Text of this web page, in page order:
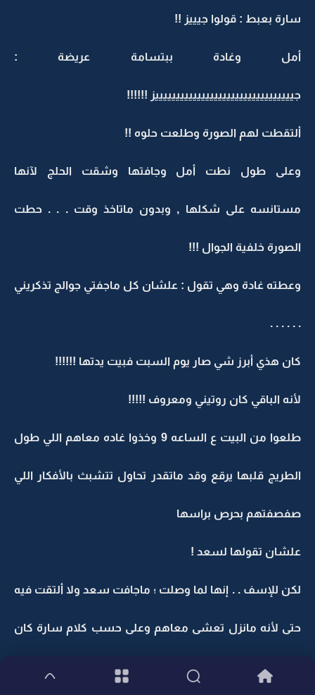
سارة بعبط : قولوا جيييز !!
أمل وغادة ببتسامة عريضة :
جيييييييييييييييييييييييييييييييييز !!!!!!
ألتقطت لهم الصورة وطلعت حلوه !!
وعلى طول نطت أمل وجافتها وشقت الحلج لآنها
مستانسه على شكلها , وبدون ماتاخذ وقت . . . حطت
الصورة خلفية الجوال !!!
وعطته غادة وهي تقول : علشان كل ماجفتي جوالج تذكريني
. . . . . .
كان هذي أبرز شي صار يوم السبت فبيت يدتها !!!!!!
لأنه الباقي كان روتيني ومعروف !!!!!
طلعوا من البيت ع الساعه 9 وخذوا غاده معاهم اللي طول
الطريج قلبها يرقع وقد ماتقدر تحاول تتشبث بالأفكار اللي
صفصفتهم بحرص براسها
علشان تقولها لسعد !
لكن للإسف . . إنها لما وصلت ؛ ماجافت سعد ولا ألتقت فيه
حتى لأنه مانزل تعشى معاهم وعلى حسب كلام سارة كان